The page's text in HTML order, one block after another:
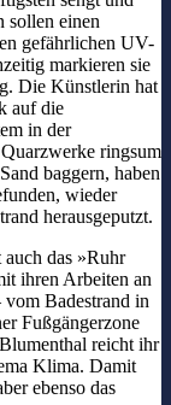
sollen einen
gefährlichen UV-
markieren sie
Die Künstlerin hat
auf die
in der
ringsum
baggern, haben
wieder
herausgeputzt.
das »Ruhr
ihren Arbeiten an
Badestrand in
Fußgängerzone
reicht ihr
Klima. Damit
ebenso das